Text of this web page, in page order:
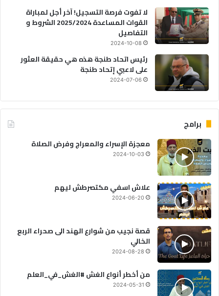
لا تفوت فرصة التسجيل! آخر أجل لمباراة
القوات المساعدة 2025/2024 الشروط و
التفاصيل
2024-10-08
رئيس اتحاد طنجة هذه هي حقيقة العثور
على لاعبي إتحاد طنجة
2024-07-06
برامج
معجزة الإسراء والمعراج وفرض الصلاة
2024-10-03
علاش اسفي مكتصرطش ليهم
2024-06-20
قصة نجيب من شوارع الهند الى صحراء الربع
الخالي
2024-08-28
من أخطر أنواع الغش #الغش_في_العلم
2024-05-31